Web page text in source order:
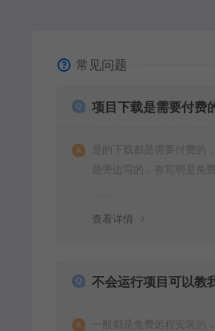
常见问题
项目下载是需要付费
是的下载都是需要付费的
题旁边写的，有写明是免
查看详情
不会运行项目可以教
一般都是免费远程安装的